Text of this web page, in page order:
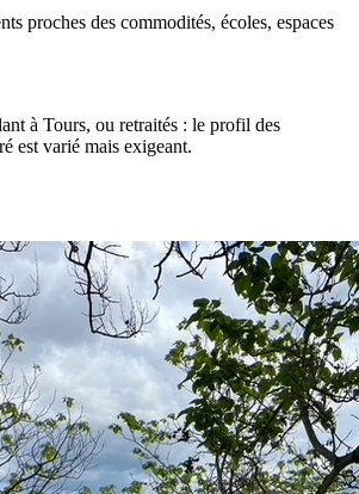
proches des commodités, écoles, espaces
à Tours, ou retraités : le profil des
est varié mais exigeant.